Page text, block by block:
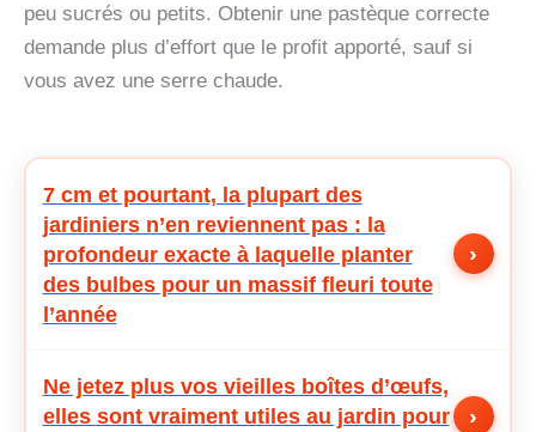
peu sucrés ou petits. Obtenir une pastèque correcte
demande plus d’effort que le profit apporté, sauf si
vous avez une serre chaude.
7 cm et pourtant, la plupart des
jardiniers n’en reviennent pas : la
profondeur exacte à laquelle planter
des bulbes pour un massif fleuri toute
l’année
›
Ne jetez plus vos vieilles boîtes d’œufs,
elles sont vraiment utiles au jardin pour
›